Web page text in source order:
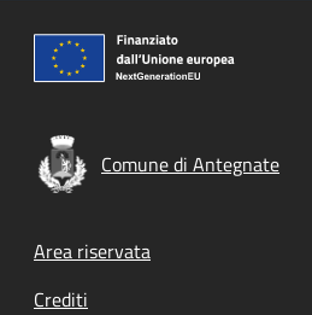
Comune di Antegnate
Footer menu
Area riservata
Crediti